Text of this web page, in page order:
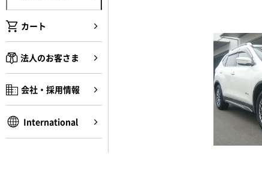
カート
法人のお客さま
会社・採用情報
International